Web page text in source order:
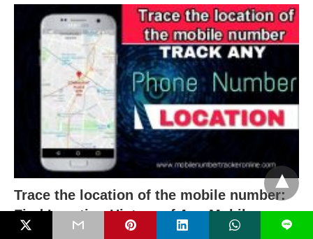
Trace the location of the mobile number:
Find Location History of Any Mobile
Number With Name
L